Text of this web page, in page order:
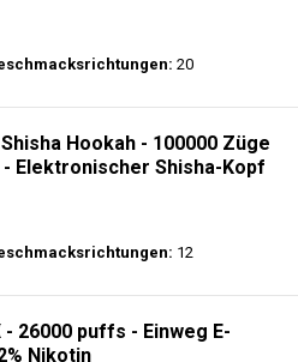
20
Hookah - 100000 Züge
- Elektronischer Shisha-Kopf
12
- 26000 puffs - Einweg E-
Nikotin